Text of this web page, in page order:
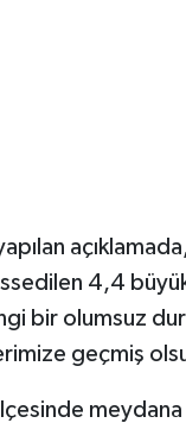
4,4
bir olumsuz
geçmiş